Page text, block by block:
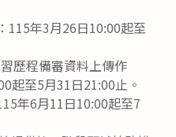
115年3月26日10:00起至
歷程備審資料上傳作
起至5月31日21:00止。
年6月11日10:00起至7